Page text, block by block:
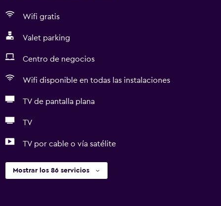
Wifi gratis
Valet parking
Centro de negocios
Wifi disponible en todas las instalaciones
TV de pantalla plana
TV
TV por cable o vía satélite
Mostrar los 86 servicios